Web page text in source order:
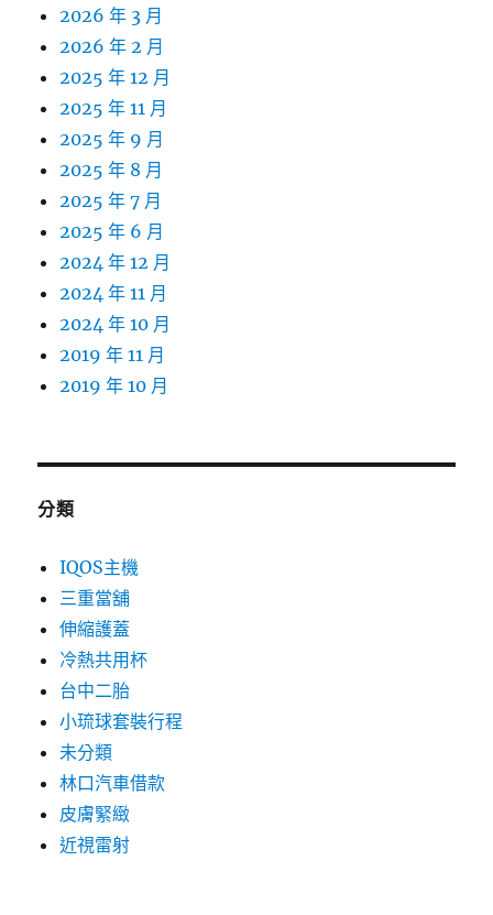
2026 年 3 月
2026 年 2 月
2025 年 12 月
2025 年 11 月
2025 年 9 月
2025 年 8 月
2025 年 7 月
2025 年 6 月
2024 年 12 月
2024 年 11 月
2024 年 10 月
2019 年 11 月
2019 年 10 月
分類
IQOS主機
三重當舖
伸縮護蓋
冷熱共用杯
台中二胎
小琉球套裝行程
未分類
林口汽車借款
皮膚緊緻
近視雷射